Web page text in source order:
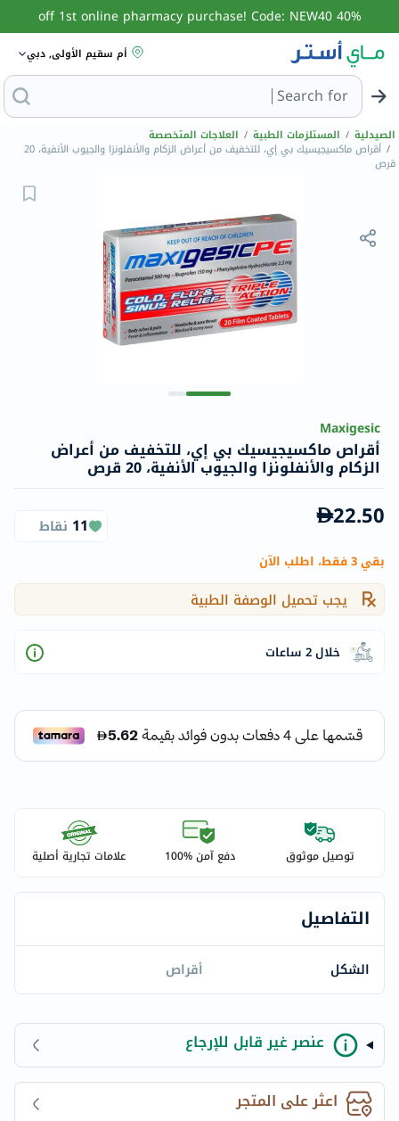
40% off 1st online pharmacy purchase! Code: NEW40
أم سقيم الأولى, دبي
Search forالبحث عن مزيل
الصيدلية / المستلزمات الطبية / العلاجات المتخصصة
/ أقراص ماكسيجيسيك بي إي، للتخفيف من أعراض الزكام والأنفلونزا والجيوب الأنفية، 20
قرص
Maxigesic
أقراص ماكسيجيسيك بي إي، للتخفيف من أعراض
الزكام والأنفلونزا والجيوب الأنفية، 20 قرص
22.50
11 نقاط
بقي 3 فقط، اطلب الآن
يجب تحميل الوصفة الطبية
خلال 2 ساعات
توصيل موثوق دفع آمن %100 علامات تجارية أصلية
التفاصيل
الشكل أقراص
عنصر غير قابل للإرجاع
اعثر على المتجر